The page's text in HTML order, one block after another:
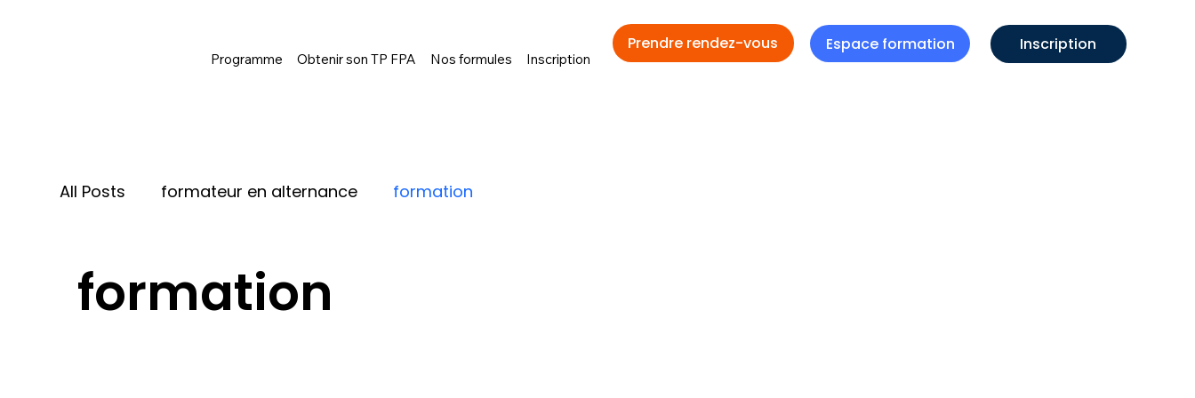
Programme Obtenir son TP FPA Nos formules Inscription
Prendre rendez-vous Espace formation Inscription
All Posts formateur en alternance formation
formation